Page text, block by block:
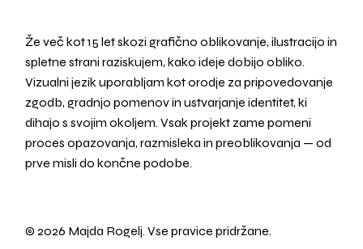
Že več kot 15 let skozi grafično oblikovanje, ilustracijo in
spletne strani raziskujem, kako ideje dobijo obliko.
Vizualni jezik uporabljam kot orodje za pripovedovanje
zgodb, gradnjo pomenov in ustvarjanje identitet, ki
dihajo s svojim okoljem. Vsak projekt zame pomeni
proces opazovanja, razmisleka in preoblikovanja — od
prve misli do končne podobe.
© 2026 Majda Rogelj. Vse pravice pridržane.